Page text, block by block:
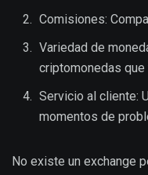
Comisiones:
Variedad de
criptomonedas
Servicio al cliente:
momentos de
No existe un exchange